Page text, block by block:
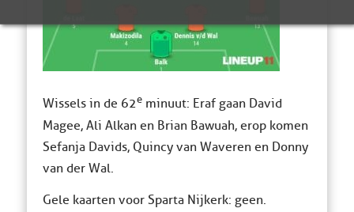
Wissels in de 62eminuut: Eraf gaan David
Magee, Ali Alkan en Brian Bawuah, erop komen
Sefanja Davids, Quincy van Waveren en Donny
van der Wal.
Gele kaarten voor Sparta Nijkerk: geen.